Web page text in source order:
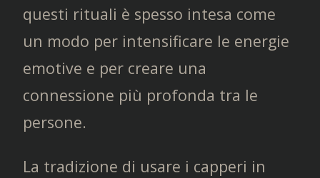
questi rituali è spesso intesa come
un modo per intensificare le energie
emotive e per creare una
connessione più profonda tra le
persone.
La tradizione di usare i capperi in